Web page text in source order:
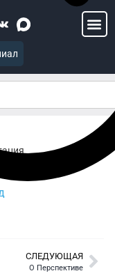
СЛЕДУЮЩАЯ
О Перспективе